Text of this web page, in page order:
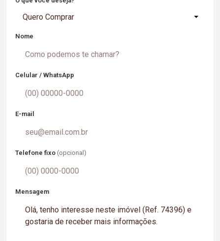
Quero Comprar
Nome
Celular / WhatsApp
E-mail
Telefone fixo (opcional)
Mensagem